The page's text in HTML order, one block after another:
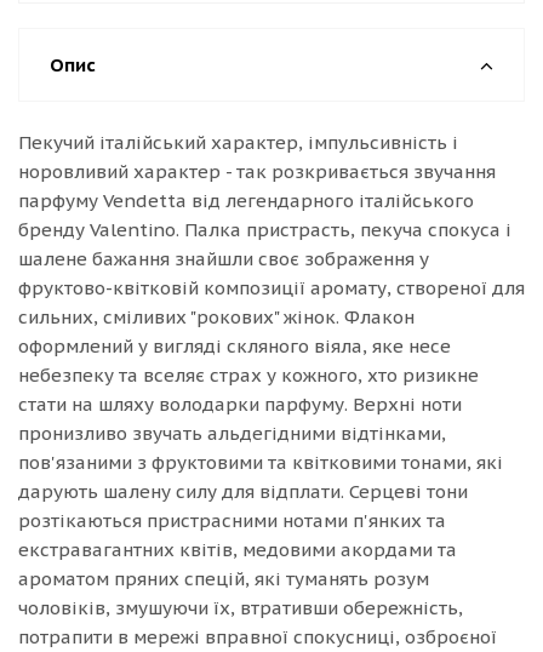
Опис
Пекучий італійський характер, імпульсивність і
норовливий характер - так розкривається звучання
парфуму Vendetta від легендарного італійського
бренду Valentino. Палка пристрасть, пекуча спокуса і
шалене бажання знайшли своє зображення у
фруктово-квітковій композиції аромату, створеної для
сильних, сміливих "рокових" жінок. Флакон
оформлений у вигляді скляного віяла, яке несе
небезпеку та вселяє страх у кожного, хто ризикне
стати на шляху володарки парфуму. Верхні ноти
пронизливо звучать альдегідними відтінками,
пов'язаними з фруктовими та квітковими тонами, які
дарують шалену силу для відплати. Серцеві тони
розтікаються пристрасними нотами п'янких та
екстравагантних квітів, медовими акордами та
ароматом пряних спецій, які туманять розум
чоловіків, змушуючи їх, втративши обережність,
потрапити в мережі вправної спокусниці, озброєної